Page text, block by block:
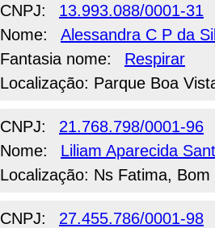
CNPJ: 13.993.088/0001-31
Nome:
Alessandra C P da
Fantasia nome:
Respirar
Localização: Parque Boa
CNPJ: 21.768.798/0001-96
Nome:
Liliam Aparecida
Localização: Ns Fatima,
CNPJ: 27.455.786/0001-98